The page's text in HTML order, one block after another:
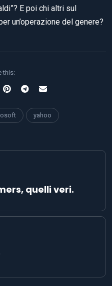
E poi chi altri sul
un’operazione del genere?
this:
yahoo
quelli veri.